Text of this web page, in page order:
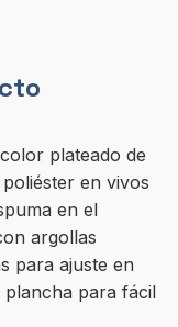
plateado de
en vivos
en el
argollas
para ajuste en
plancha para fácil